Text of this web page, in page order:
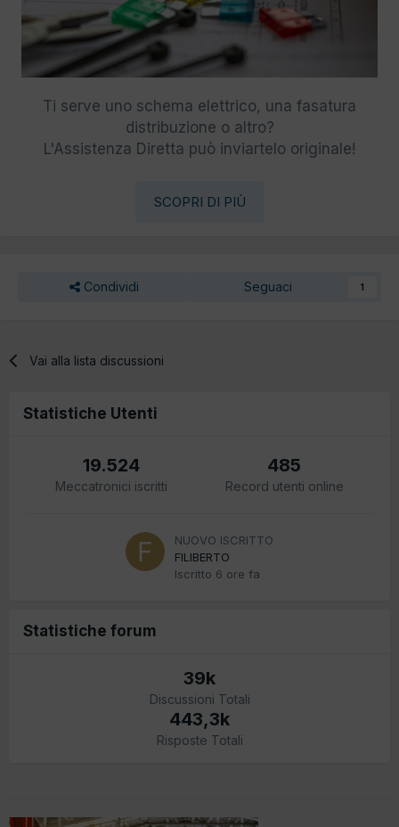
Ti serve uno schema elettrico, una fasatura
distribuzione o altro?
L'Assistenza Diretta può inviartelo originale!
SCOPRI DI PIÙ
Condividi Seguaci 1
Vai alla lista discussioni
Statistiche Utenti
19.524
Meccatronici iscritti
485
Record utenti online
NUOVO ISCRITTO
FILIBERTO
Iscritto 6 ore fa
Statistiche forum
39k
Discussioni Totali
443,3k
Risposte Totali